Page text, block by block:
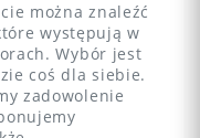
można znaleźć
występują w
Wybór jest
coś dla siebie.
zadowolenie